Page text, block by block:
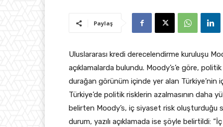
Paylaş
Uluslararası kredi derecelendirme kuruluşu
açıklamalarda bulundu. Moody’s’e göre,
durağan görünüm içinde yer alan
Türkiye’de politik risklerin azalmasının daha
belirten Moody’s, iç siyaset risk oluşturduğu
durum, yazılı açıklamada ise şöyle belirtildi: